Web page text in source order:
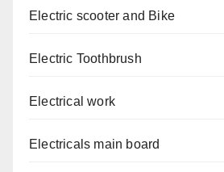
Electric scooter and Bike
Electric Toothbrush
Electrical work
Electricals main board